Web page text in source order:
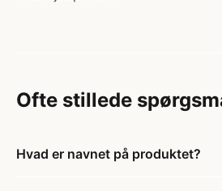
Ofte stillede
Hvad er navnet på produktet?